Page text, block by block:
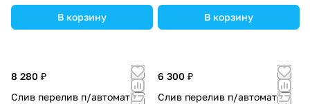
В корзину В корзину
8 280 ₽
Слив перелив п/автомат
6 300 ₽
Слив перелив п/автомат